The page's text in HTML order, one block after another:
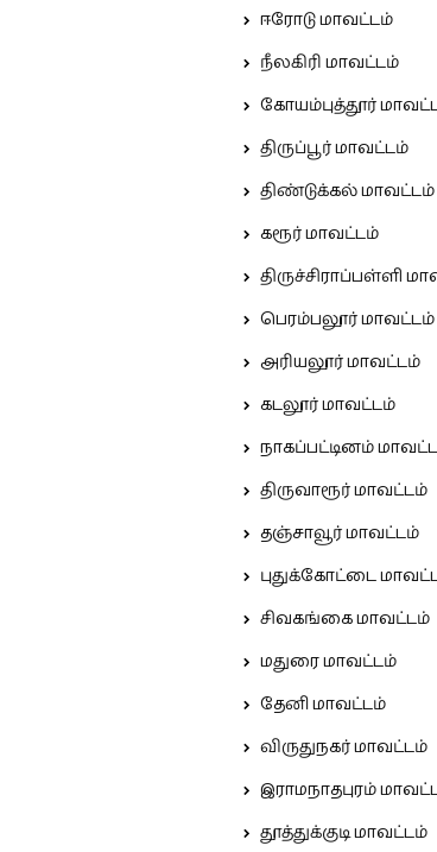
ஈரோடு மாவட்டம்
நீலகிரி மாவட்டம்
கோயம்புத்தூர்
திருப்பூர் மாவட்டம்
திண்டுக்கல் மாவட்டம்
கரூர் மாவட்டம்
திருச்சிராப்பள்ளி
பெரம்பலூர் மாவட்டம்
அரியலூர் மாவட்டம்
கடலூர் மாவட்டம்
நாகப்பட்டினம்
திருவாரூர் மாவட்டம்
தஞ்சாவூர் மாவட்டம்
புதுக்கோட்டை
சிவகங்கை மாவட்டம்
மதுரை மாவட்டம்
தேனி மாவட்டம்
விருதுநகர் மாவட்டம்
இராமநாதபுரம்
தூத்துக்குடி மாவட்டம்